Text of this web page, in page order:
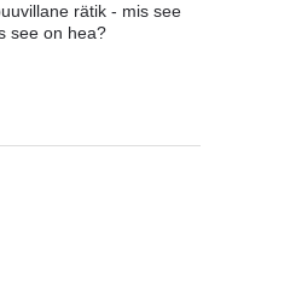
rätik - mis see
see on hea?